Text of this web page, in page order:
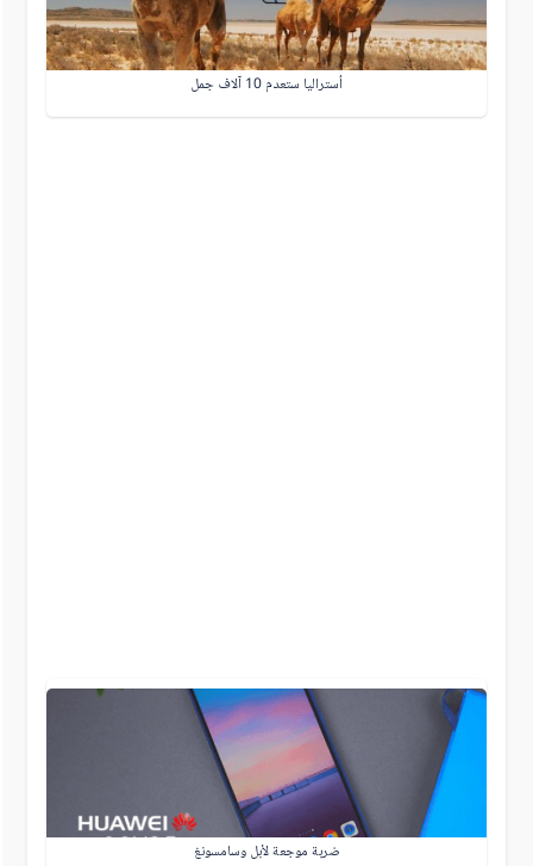
أستراليا ستعدم 10 آلاف جمل
ضربة موجعة لأبل وسامسونغ